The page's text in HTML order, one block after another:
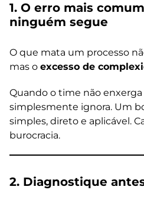
1. O erro mais
ninguém segue
O que mata um processo
mas o excesso de
Quando o time não enxerga
simplesmente ignora. Um
simples, direto e aplicável.
burocracia.
2. Diagnostique